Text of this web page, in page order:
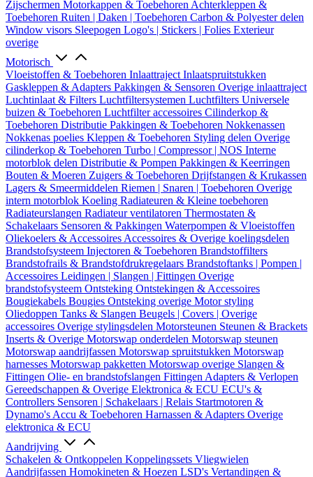
Zijschermen Motorkappen & Toebehoren Achterkleppen &
Toebehoren Ruiten | Daken | Toebehoren Carbon & Polyester delen
Window visors Sleepogen Logo's | Stickers | Folies Exterieur
overige
Motorisch
Vloeistoffen & Toebehoren Inlaattraject Inlaatspruitstukken
Gaskleppen & Adapters Pakkingen & Sensoren Overige inlaattraject
Luchtinlaat & Filters Luchtfiltersystemen Luchtfilters Universele
buizen & Toebehoren Luchtfilter accessoires Cilinderkop &
Toebehoren Distributie Pakkingen & Toebehoren Nokkenassen
Nokkenas poelies Kleppen & Toebehoren Styling delen Overige
cilinderkop & Toebehoren Turbo | Compressor | NOS Interne
motorblok delen Distributie & Pompen Pakkingen & Keerringen
Bouten & Moeren Zuigers & Toebehoren Drijfstangen & Krukassen
Lagers & Smeermiddelen Riemen | Snaren | Toebehoren Overige
intern motorblok Koeling Radiateuren & Kleine toebehoren
Radiateurslangen Radiateur ventilatoren Thermostaten &
Schakelaars Sensoren & Pakkingen Waterpompen & Vloeistoffen
Oliekoelers & Accessoires Accessoires & Overige koelingsdelen
Brandstofsysteem Injectoren & Toebehoren Brandstoffilters
Brandstofrails & Brandstofdrukregelaars Brandstoftanks | Pompen |
Accessoires Leidingen | Slangen | Fittingen Overige
brandstofsysteem Ontsteking Ontstekingen & Accessoires
Bougiekabels Bougies Ontsteking overige Motor styling
Oliedoppen Tanks & Slangen Beugels | Covers | Overige
accessoires Overige stylingsdelen Motorsteunen Steunen & Brackets
Inserts & Overige Motorswap onderdelen Motorswap steunen
Motorswap aandrijfassen Motorswap spruitstukken Motorswap
harnesses Motorswap pakketten Motorswap overige Slangen &
Fittingen Olie- en brandstofslangen Fittingen Adapters & Verlopen
Gereedschappen & Overige Elektronica & ECU ECU's &
Controllers Sensoren | Schakelaars | Relais Startmotoren &
Dynamo's Accu & Toebehoren Harnassen & Adapters Overige
elektronica & ECU
Aandrijving
Schakelen & Ontkoppelen Koppelingssets Vliegwielen
Aandrijfassen Homokineten & Hoezen LSD's Vertandingen &